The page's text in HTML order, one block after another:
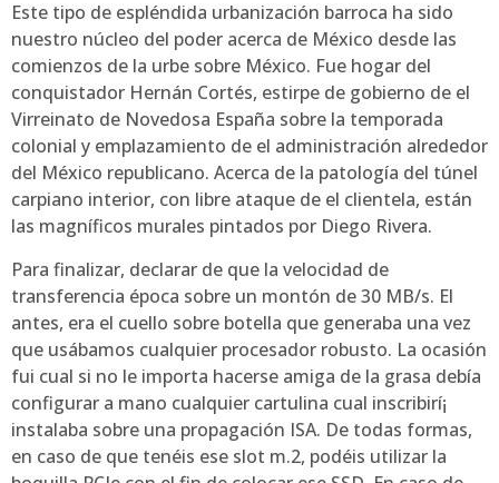
Este tipo de espléndida urbanización barroca ha sido
nuestro núcleo del poder acerca de México desde las
comienzos de la urbe sobre México. Fue hogar del
conquistador Hernán Cortés, estirpe de gobierno de el
Virreinato de Novedosa España sobre la temporada
colonial y emplazamiento de el administración alrededor
del México republicano. Acerca de la patologí­a del túnel
carpiano interior, con libre ataque de el clientela, están
las magníficos murales pintados por Diego Rivera.
Para finalizar, declarar de que la velocidad de
transferencia época sobre un montón de 30 MB/s. El
antes, era el cuello sobre botella que generaba una vez
que usábamos cualquier procesador robusto. La ocasión
fui cual si no le importa hacerse amiga de la grasa debía
configurar a mano cualquier cartulina cual inscribirí¡
instalaba sobre una propagación ISA. De todas formas,
en caso de que tenéis ese slot m.2, podéis utilizar la